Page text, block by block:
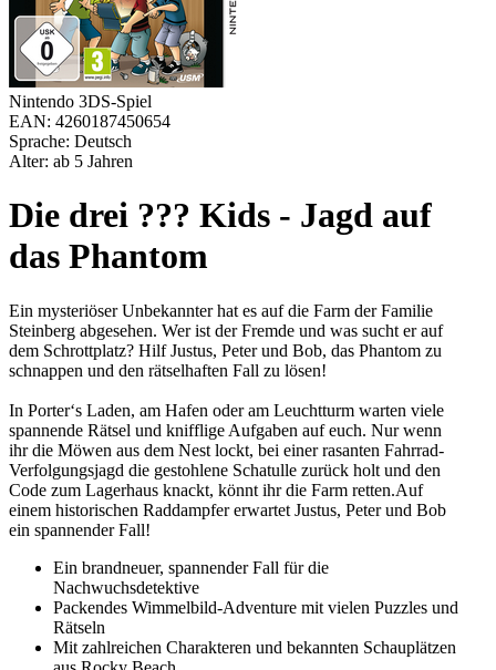
Nintendo 3DS-Spiel
EAN: 4260187450654
Sprache: Deutsch
Alter: ab 5 Jahren
Die drei ??? Kids - Jagd auf
das Phantom
Ein mysteriöser Unbekannter hat es auf die Farm der Familie
Steinberg abgesehen. Wer ist der Fremde und was sucht er auf
dem Schrottplatz? Hilf Justus, Peter und Bob, das Phantom zu
schnappen und den rätselhaften Fall zu lösen!
In Porter‘s Laden, am Hafen oder am Leuchtturm warten viele
spannende Rätsel und knifflige Aufgaben auf euch. Nur wenn
ihr die Möwen aus dem Nest lockt, bei einer rasanten Fahrrad-
Verfolgungsjagd die gestohlene Schatulle zurück holt und den
Code zum Lagerhaus knackt, könnt ihr die Farm retten.Auf
einem historischen Raddampfer erwartet Justus, Peter und Bob
ein spannender Fall!
Ein brandneuer, spannender Fall für die
Nachwuchsdetektive
Packendes Wimmelbild-Adventure mit vielen Puzzles und
Rätseln
Mit zahlreichen Charakteren und bekannten Schauplätzen